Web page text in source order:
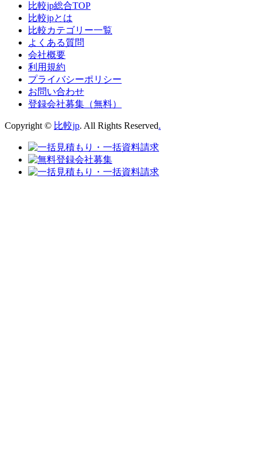
比較jp総合TOP
比較jpとは
比較カテゴリー一覧
よくある質問
会社概要
利用規約
プライバシーポリシー
お問い合わせ
登録会社募集（無料）
Copyright © 比較jp. All Rights Reserved.